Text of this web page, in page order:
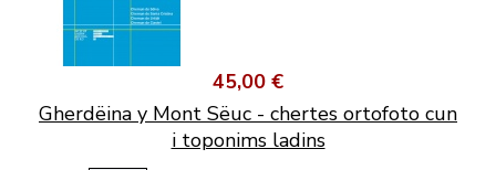
45,00 €
Gherdëina y Mont Sëuc - chertes ortofoto cun
i toponims ladins